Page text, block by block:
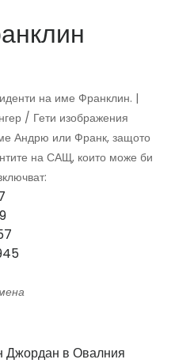
на име Франклин. |
/ Гети изображения
Андрю или Франк, защото
на САЩ, които може би